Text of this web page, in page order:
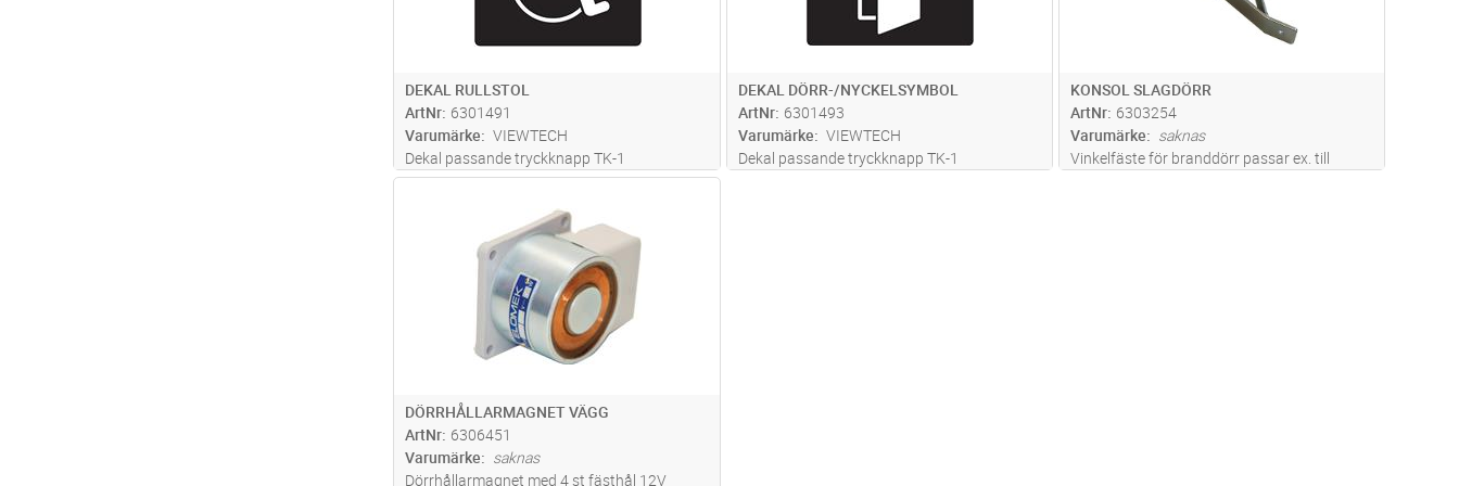
DEKAL RULLSTOL
ArtNr 6301491
Varumärke
VIEWTECH
Dekal passande tryckknapp TK-1
DEKAL DÖRR-/NYCKELSYMBOL
ArtNr 6301493
Varumärke
VIEWTECH
Dekal passande tryckknapp TK-1
KONSOL SLAGDÖRR
ArtNr 6303254
Varumärke
saknas
Vinkelfäste för branddörr passar ex. till
DÖRRHÅLLARMAGNET VÄGG
ArtNr 6306451
Varumärke
saknas
Dörrhållarmagnet med 4 st fästhål 12V